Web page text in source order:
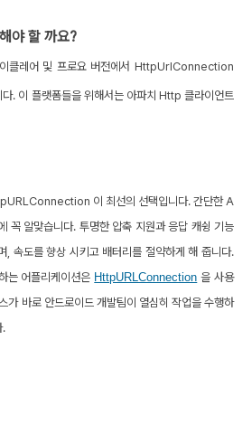
야 할 까요?
클레어 및 프로요 버전에서 HttpUrlConnection
. 이 플랫폼들을 위해서는 아파치 Http 클라이언트
이 최선의 선택입니다. 간단한 A
꼭 알맞습니다. 투명한 압축 지원과 응답 캐슁 기능
, 속도를 향상 시키고 배터리를 절약하게 해 줍니다.
는 어플리케이션은 HttpURLConnection 을 사용
가 바로 안드로이드 개발팀이 열심히 작업을 수행하
.